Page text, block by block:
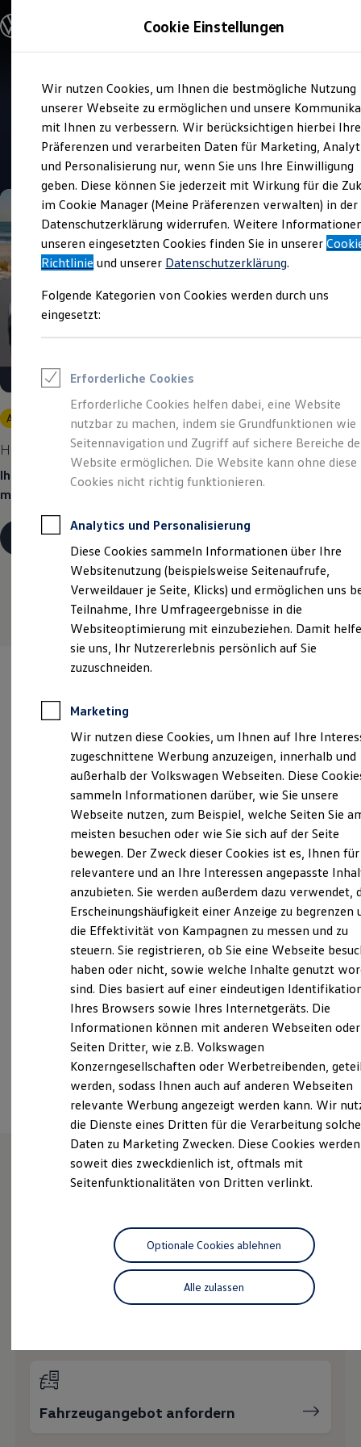
Hauptinhalt
springen
Footer
springen
Modelle und Konfigurator
Modelle vergleichen
Elektroautos
ENERGY Sondermodelle
Nutzfahrzeuge
SUV und CUV
Familienautos
Kombis
Kompaktwagen
Sportwagen
Schnell verfügbare Fahrzeuge
Angebote und Produkte
Aktuelle Angebote
E-Auto-Förderung
Volkswagen Marktplatz
Junge Gebrauchtwagen und Gebrauchtwagen
Volkswagen Zertifizierte Gebrauchtwagen
Zubehör- und Serviceangebote
Leasing
Leasing-Angebote
Gebrauchtwagen Leasing
Junge Gebrauchtwagen-Leasing
Elektroauto Leasing
Kleinwagen-Leasing
Leasing ohne Anzahlung
Finanzierung
Kfz-Versicherung
Restschuldversicherungen
Garantien
Wartungsverträge
Geschäftskunden
Professional Class bei Volkswagen
Großkunden
Behörden
Direktkunden
Sonderfahrzeuge
Anpfiff zum Gewinn
Elektroautos
ID. Tutorials
Elektrofahrzeugkonzepte
Reichweite
Reichweite der ID. Modelle
Reichweite im Winter
Laden
Laden unterwegs
Laden Zuhause
Ladestationen finden
Ladezeitensimulator
Batterie
Sicherheit
Garantie und Lebensdauer
Nachhaltigkeit
Technologie
Kosten und Kauf
Verbrauchskosten
Kaufoptionen
E-Auto-Förderung
Software und Konnektivität
ID. Software Versionen und Updates
Digitale Extras
Schnittstellen zu Ihrem ID.
Hybridautos
Marke und Erlebnis
Volkswagen R und R Experience
R-Modelle
Driving Experience
Volkswagen entdecken
Lifestyle Shop
T-Roc Kollektion
Golf Kollektion
ID. Kollektion
Volkswagen Kollektion
R-Kollektion
Besitzer und Service
Service und Ersatzteile
Verkauf und Service
Tiemeyer Remscheid
4.5| 305 Bewertungen
Angebot gültig bis 30.09.2026
Heiß begehrt. Kühl kalkuliert.
Ihr Traumauto? Heiß begehrt. Ihre Leasingrate? Eiskalt
machbar.
Details ansehen
Verantwortlich für die Inhalte auf dieser Seite ist die Tiemeyer
automobile GmbH & Co. KG ( Impressum & Rechtliches )
Trecknase 6 - 8, 42897 Remscheid
info.bochum@tiemeyer.de
+49 2191 96400
Montag-Freitag 07:00-18:30 Uhr
Samstag
08:00- 14:00 Uhr
Sonntag
Geschlossen
Ansprechpartner
Wie können wir
Ihnen weiterhelfen?
Fahrzeugangebot anfordern
Cookie Einstellungen
Wir nutzen Cookies, um Ihnen die bestmögliche Nutzung
unserer Webseite zu ermöglichen und unsere
mit Ihnen zu verbessern. Wir berücksichtigen hierbei Ihre
Präferenzen und verarbeiten Daten für Marketing,
und Personalisierung nur, wenn Sie uns Ihre Einwilligung
geben. Diese können Sie jederzeit mit Wirkung für die
im Cookie Manager (Meine Präferenzen verwalten) in der
Datenschutzerklärung widerrufen. Weitere
unseren eingesetzten Cookies finden Sie in unserer
Richtlinie und unserer Datenschutzerklärung.
Folgende Kategorien von Cookies werden durch uns
eingesetzt:
Erforderliche Cookies
Erforderliche Cookies helfen dabei, eine Website
nutzbar zu machen, indem sie Grundfunktionen wie
Seitennavigation und Zugriff auf sichere Bereiche
Website ermöglichen. Die Website kann ohne diese
Cookies nicht richtig funktionieren.
Analytics und Personalisierung
Diese Cookies sammeln Informationen über Ihre
Websitenutzung (beispielsweise Seitenaufrufe,
Verweildauer je Seite, Klicks) und ermöglichen uns
Teilnahme, Ihre Umfrageergebnisse in die
Websiteoptimierung mit einzubeziehen. Damit
sie uns, Ihr Nutzererlebnis persönlich auf Sie
zuzuschneiden.
Marketing
Wir nutzen diese Cookies, um Ihnen auf Ihre
zugeschnittene Werbung anzuzeigen, innerhalb und
außerhalb der Volkswagen Webseiten. Diese
sammeln Informationen darüber, wie Sie unsere
Webseite nutzen, zum Beispiel, welche Seiten Sie
meisten besuchen oder wie Sie sich auf der Seite
bewegen. Der Zweck dieser Cookies ist es, Ihnen für
relevantere und an Ihre Interessen angepasste
anzubieten. Sie werden außerdem dazu verwendet,
Erscheinungshäufigkeit einer Anzeige zu begrenzen
die Effektivität von Kampagnen zu messen und zu
steuern. Sie registrieren, ob Sie eine Webseite
haben oder nicht, sowie welche Inhalte genutzt
sind. Dies basiert auf einer eindeutigen
Ihres Browsers sowie Ihres Internetgeräts. Die
Informationen können mit anderen Webseiten oder
Seiten Dritter, wie z.B. Volkswagen
Konzerngesellschaften oder Werbetreibenden,
werden, sodass Ihnen auch auf anderen Webseiten
relevante Werbung angezeigt werden kann. Wir
die Dienste eines Dritten für die Verarbeitung
Daten zu Marketing Zwecken. Diese Cookies
soweit dies zweckdienlich ist, oftmals mit
Seitenfunktionalitäten von Dritten verlinkt.
Alle zulassen
Optionale Cookies ablehnen